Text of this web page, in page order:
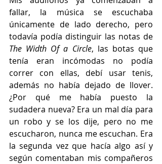
fallar, la música se escuchaba
únicamente de lado derecho, pero
The Width Of a Circle, las botas que
tenía eran incómodas no podía
correr con ellas, debí usar tenis,
además no había dejado de llover.
¿Por qué me había puesto la
sudadera nueva? Era un mal día para
un robo y se los dije, pero no me
escucharon, nunca me escuchan. Era
la segunda vez que hacía algo así y
según comentaban mis compañeros